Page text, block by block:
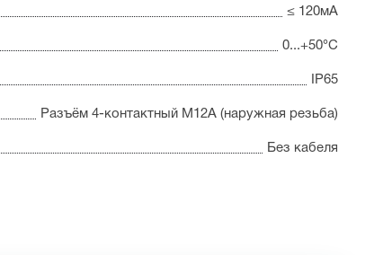
≤ 120мА
0...+50°С
IP65
Разъём 4-контактный М12А (наружная резьба)
Без кабеля